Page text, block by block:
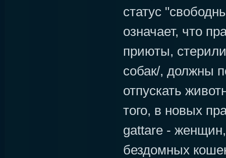
статус
означает, что
приюты,
собак/, должны
отпускать
того, в новых
gattare -
бездомных